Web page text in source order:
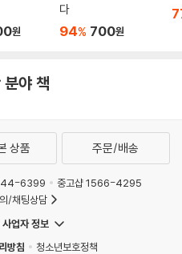
원
다
94% 700원
야 책
상품 주문/배송
6399
중고샵 1566-4295
/채팅상담
업자 정보
방침 청소년보호정책